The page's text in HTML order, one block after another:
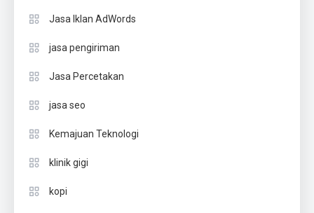
Jasa Iklan AdWords
jasa pengiriman
Jasa Percetakan
jasa seo
Kemajuan Teknologi
klinik gigi
kopi